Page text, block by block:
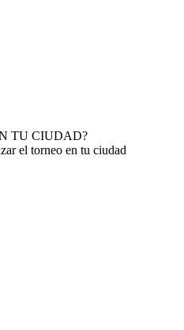
TU CIUDAD?
el torneo en tu ciudad